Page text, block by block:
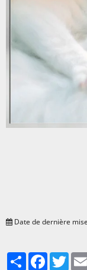
Date de dernière
PartagerFacebook